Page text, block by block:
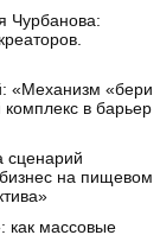
Чурбанова:
«Механизм «бери
комплекс в барьер
на пищевом
как массовые